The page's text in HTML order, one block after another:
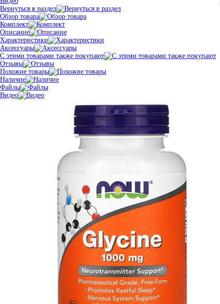
Вернуться в раздел
Обзор товара
Комплект
Описание
Характеристики
Аксессуары
С этими товарами также покупают
Отзывы
Похожие товары
Наличие
Файлы
Видео